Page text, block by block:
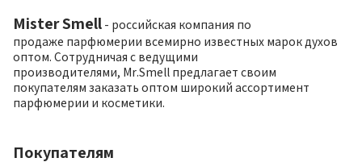
Mister Smell - российская компания по
продаже парфюмерии всемирно известных марок духов
оптом. Сотрудничая с ведущими
производителями, Mr.Smell предлагает своим
покупателям заказать оптом широкий ассортимент
парфюмерии и косметики.
Покупателям